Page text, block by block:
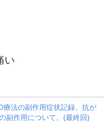
い
療法の副作用症状記録。抗が
副作用について。(最終回)